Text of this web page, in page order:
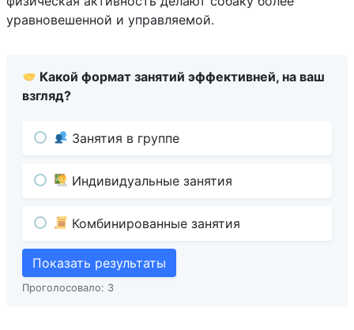
уравновешенной и управляемой.
Какой формат занятий эффективней, на ваш
взгляд?
Занятия в группе
Индивидуальные занятия
Комбинированные занятия
Показать результаты
Проголосовало: 3